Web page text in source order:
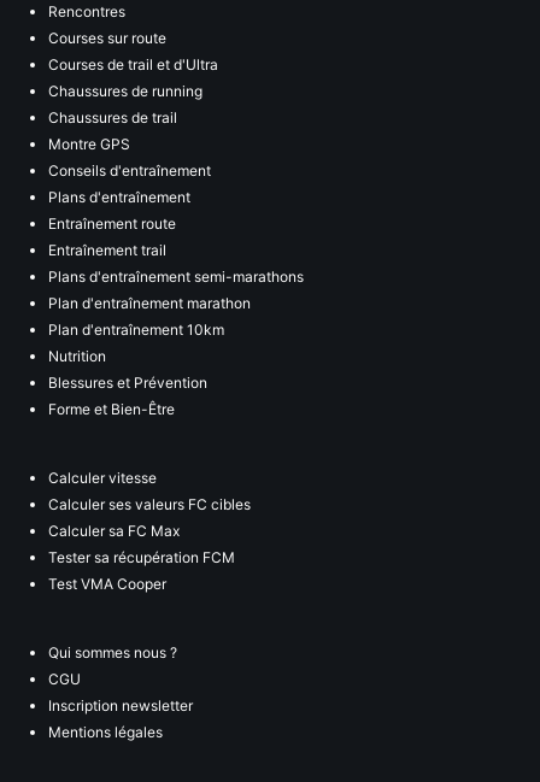
Rencontres
Courses sur route
Courses de trail et d'Ultra
Chaussures de running
Chaussures de trail
Montre GPS
Conseils d'entraînement
Plans d'entraînement
Entraînement route
Entraînement trail
Plans d'entraînement semi-marathons
Plan d'entraînement marathon
Plan d'entraînement 10km
Nutrition
Blessures et Prévention
Forme et Bien-Être
Calculer vitesse
Calculer ses valeurs FC cibles
Calculer sa FC Max
Tester sa récupération FCM
Test VMA Cooper
Qui sommes nous ?
CGU
Inscription newsletter
Mentions légales